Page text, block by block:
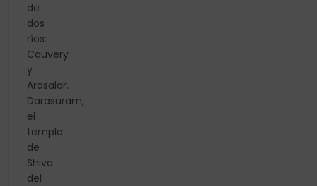
de
dos
ríos:
Cauvery
y
Arasalar.
Darasuram,
el
templo
de
Shiva
del